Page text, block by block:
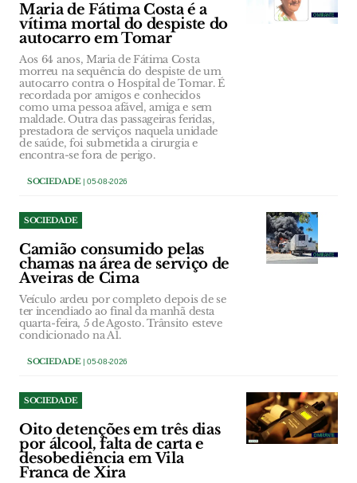
Maria de Fátima Costa é a
vítima mortal do despiste do
autocarro em Tomar
Aos 64 anos, Maria de Fátima Costa
morreu na sequência do despiste de um
autocarro contra o Hospital de Tomar. É
recordada por amigos e conhecidos
como uma pessoa afável, amiga e sem
maldade. Outra das passageiras feridas,
prestadora de serviços naquela unidade
de saúde, foi submetida a cirurgia e
encontra-se fora de perigo.
SOCIEDADE| 05-08-2026
SOCIEDADE
Camião consumido pelas
chamas na área de serviço de
Aveiras de Cima
Veículo ardeu por completo depois de se
ter incendiado ao final da manhã desta
quarta-feira, 5 de Agosto. Trânsito esteve
condicionado na A1.
SOCIEDADE| 05-08-2026
SOCIEDADE
Oito detenções em três dias
por álcool, falta de carta e
desobediência em Vila
Franca de Xira